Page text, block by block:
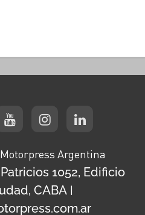
Argentina
1052, Edificio
CABA |